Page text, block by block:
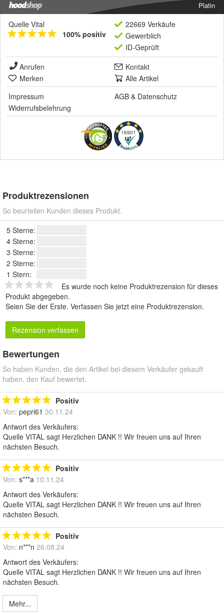
Platin
Quelle Vital
100% positiv
22669 Verkäufe
Gewerblich
ID-Geprüft
Anrufen
Kontakt
Merken
Alle Artikel
Impressum
AGB & Datenschutz
Widerrufsbelehrung
16901
Produktrezensionen
So beurteilen Kunden dieses Produkt.
5 Sterne:
4 Sterne:
3 Sterne:
2 Sterne:
1 Stern:
Es wurde noch keine Produktrezension für dieses
Produkt abgegeben.
Seien Sie der Erste. Verfassen Sie jetzt eine Produktrezension.
Rezension verfassen
Bewertungen
So haben Kunden, die den Artikel bei diesem Verkäufer gekauft
haben, den Kauf bewertet.
Positiv
Von: pepri61 30.11.24
Antwort des Verkäufers:
Quelle VITAL sagt Herzlichen DANK !! Wir freuen uns auf Ihren
nächsten Besuch.
Positiv
Von: s***a 10.11.24
Antwort des Verkäufers:
Quelle VITAL sagt Herzlichen DANK !! Wir freuen uns auf Ihren
nächsten Besuch.
Positiv
Von: n***n 26.08.24
Antwort des Verkäufers:
Quelle VITAL sagt Herzlichen DANK !! Wir freuen uns auf Ihren
nächsten Besuch.
Mehr...